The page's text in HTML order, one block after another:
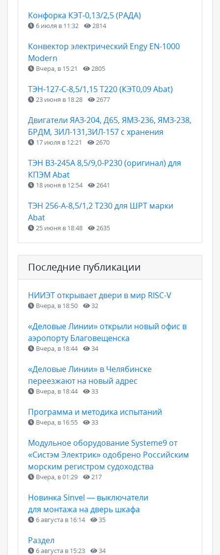
Конфорка КЭТ-0,13/2,5 (РАДА)
6 июля в 11:32 2814
Конвектор электрический Engy EN-1000
Modern
Вчера, в 15:21 2805
ТЭН-127-С-8,5/1,15 Т220 (КЭТ0,09 Abat)
23 июня в 18:28 2677
Двигатели ЯАЗ-204, Д65, ЯМЗ-236, ЯМЗ-238,
БРДМ, ЗИЛ-131,ЗИЛ-157 с хранения
17 июля в 12:21 2670
ТЭН B3-245A 8,5/9,0-P230 (оригинал) для
КПЭМ Abat
18 июня в 12:54 2641
ТЭН 256-А-8,5/1,2 Т230 для ШРТ марки
Abat
25 июня в 18:48 2635
Последние публикации
НИИЭТ открывает двери в мир RISC-V
Вчера, в 18:50 32
«Деловые Линии» открыли новый офис в
аэропорту Благовещенска
Вчера, в 18:44 34
«Деловые Линии» в Челябинске
переезжают на новый адрес
Вчера, в 18:44 33
Программа и методика испытаний
Вчера, в 16:55 33
Модульное оборудование Systeme9 от
«Систэм Электрик» одобрено Российским
морским регистром судоходства
Вчера, в 01:29 217
Новинка Sinvel — выключатели
для монтажа на дверь шкафа
6 августа в 16:14 35
Раздел
6 августа в 15:23 34